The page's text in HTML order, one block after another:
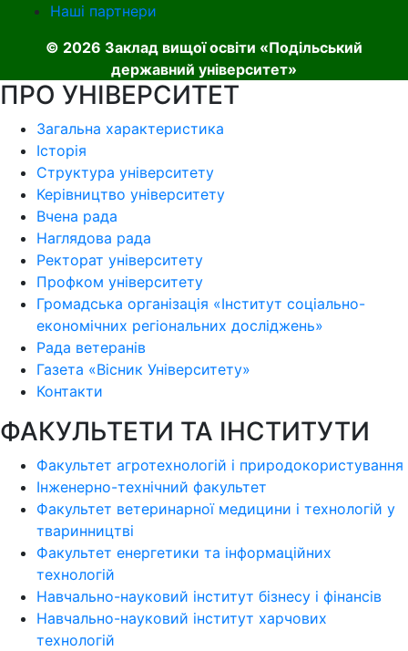
Наші партнери
© 2026 Заклад вищої освіти «Подільський
державний університет»
ПРО УНІВЕРСИТЕТ
Загальна характеристика
Історія
Структура університету
Керівництво університету
Вчена рада
Наглядова рада
Ректорат університету
Профком університету
Громадська організація «Інститут соціально-
економічних регіональних досліджень»
Рада ветеранів
Газета «Вісник Університету»
Контакти
ФАКУЛЬТЕТИ ТА ІНСТИТУТИ
Факультет агротехнологій і природокористування
Інженерно-технічний факультет
Факультет ветеринарної медицини і технологій у
тваринництві
Факультет енергетики та інформаційних
технологій
Навчально-науковий інститут бізнесу і фінансів
Навчально-науковий інститут харчових
технологій